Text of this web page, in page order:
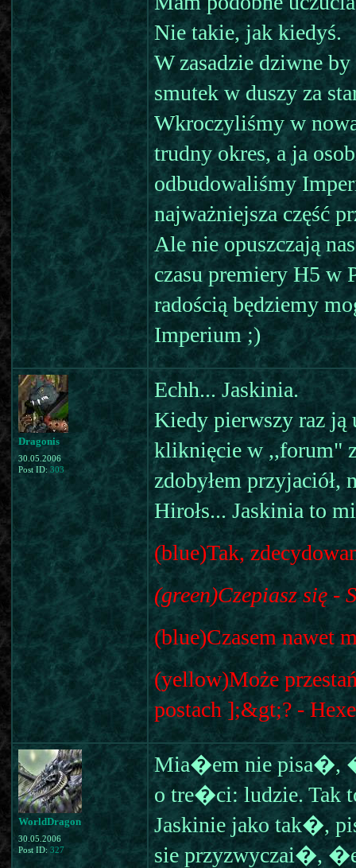
Nie takie, jak kiedyś.
W zasadzie dziwne
smutek w duszy za
Wkroczyliśmy w
trudny okres, a ja
odbudowaliśmy
najważniejsza część
Ale nie opuszczają
czasu premiery H5 w
radością będziemy
Imperium ;)
Dragonis
30.05.2006
Post ID:303
Echh... Jaskinia.
Kiedy pierwszy raz ją
kliknięcie w ,,forum"
zdobyłem przyjaciół,
Hirołs... Jaskinia to
(blue)Tak,
(green)Czepiasz się -
(blue)Czasem nawet
(yellow)Może
postach ];&gt;? - Hexe
WorldDragon
30.05.2006
Post ID: 327
Mia�em nie pisa�,
o tre�ci: ludzie.
Jaskinie jako tak�,
sie przyzwyczai�,